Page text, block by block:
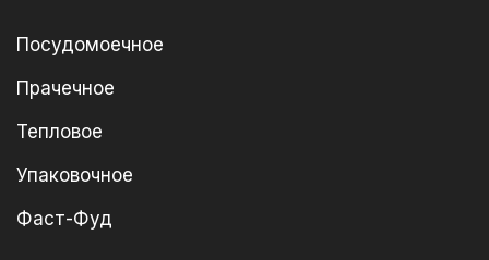
Посудомоечное
Прачечное
Тепловое
Упаковочное
Фаст-Фуд